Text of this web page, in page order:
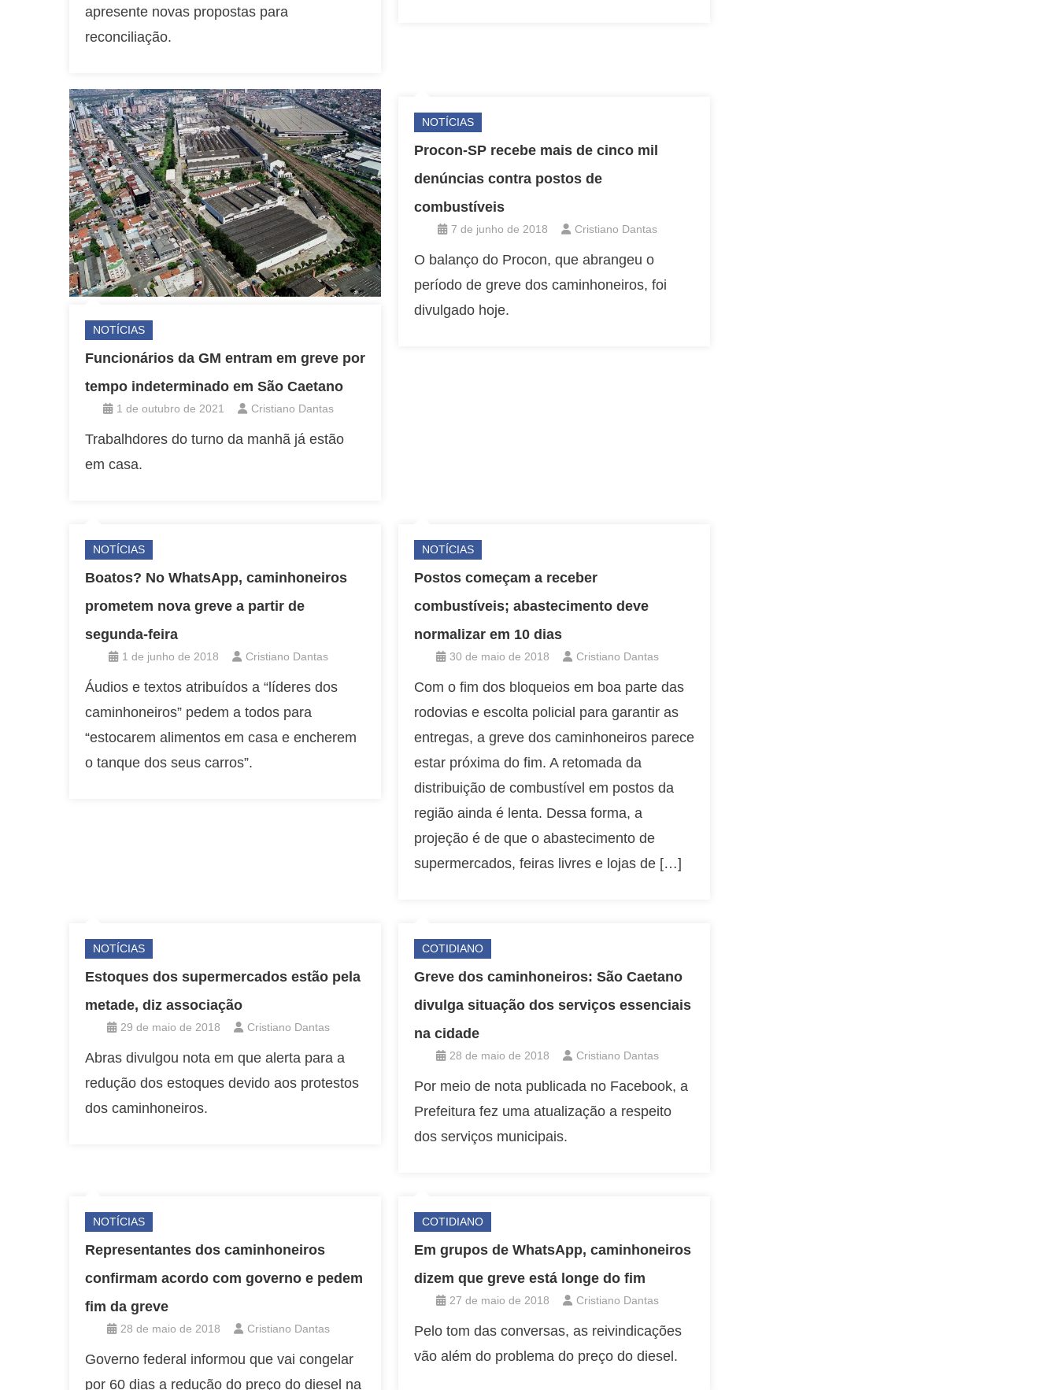
apresente novas propostas para
reconciliação.
NOTÍCIAS
Funcionários da GM entram em greve por
tempo indeterminado em São Caetano
1 de outubro de 2021 Cristiano Dantas
Trabalhdores do turno da manhã já estão
em casa.
NOTÍCIAS
Procon-SP recebe mais de cinco mil
denúncias contra postos de
combustíveis
7 de junho de 2018 Cristiano Dantas
O balanço do Procon, que abrangeu o
período de greve dos caminhoneiros, foi
divulgado hoje.
NOTÍCIAS
Boatos? No WhatsApp, caminhoneiros
prometem nova greve a partir de
segunda-feira
1 de junho de 2018 Cristiano Dantas
Áudios e textos atribuídos a “líderes dos
caminhoneiros” pedem a todos para
“estocarem alimentos em casa e encherem
o tanque dos seus carros”.
NOTÍCIAS
Postos começam a receber
combustíveis; abastecimento deve
normalizar em 10 dias
30 de maio de 2018 Cristiano Dantas
Com o fim dos bloqueios em boa parte das
rodovias e escolta policial para garantir as
entregas, a greve dos caminhoneiros parece
estar próxima do fim. A retomada da
distribuição de combustível em postos da
região ainda é lenta. Dessa forma, a
projeção é de que o abastecimento de
supermercados, feiras livres e lojas de […]
NOTÍCIAS
Estoques dos supermercados estão pela
metade, diz associação
29 de maio de 2018 Cristiano Dantas
Abras divulgou nota em que alerta para a
redução dos estoques devido aos protestos
dos caminhoneiros.
COTIDIANO
Greve dos caminhoneiros: São Caetano
divulga situação dos serviços essenciais
na cidade
28 de maio de 2018 Cristiano Dantas
Por meio de nota publicada no Facebook, a
Prefeitura fez uma atualização a respeito
dos serviços municipais.
NOTÍCIAS
Representantes dos caminhoneiros
confirmam acordo com governo e pedem
fim da greve
28 de maio de 2018 Cristiano Dantas
Governo federal informou que vai congelar
por 60 dias a redução do preço do diesel na
COTIDIANO
Em grupos de WhatsApp, caminhoneiros
dizem que greve está longe do fim
27 de maio de 2018 Cristiano Dantas
Pelo tom das conversas, as reivindicações
vão além do problema do preço do diesel.